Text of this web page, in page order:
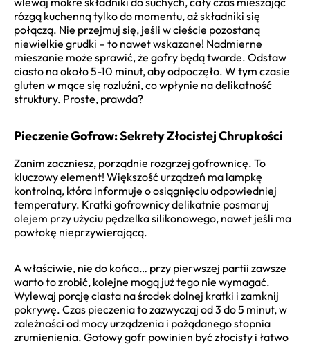
rózgą kuchenną tylko do momentu, aż składniki się
połączą. Nie przejmuj się, jeśli w cieście pozostaną
niewielkie grudki – to nawet wskazane! Nadmierne
mieszanie może sprawić, że gofry będą twarde. Odstaw
ciasto na około 5-10 minut, aby odpoczęło. W tym czasie
gluten w mące się rozluźni, co wpłynie na delikatność
struktury. Proste, prawda?
Pieczenie Gofrow: Sekrety Złocistej Chrupkości
Zanim zaczniesz, porządnie rozgrzej gofrownicę. To
kluczowy element! Większość urządzeń ma lampkę
kontrolną, która informuje o osiągnięciu odpowiedniej
temperatury. Kratki gofrownicy delikatnie posmaruj
olejem przy użyciu pędzelka silikonowego, nawet jeśli ma
powłokę nieprzywierającą.
A właściwie, nie do końca… przy pierwszej partii zawsze
warto to zrobić, kolejne mogą już tego nie wymagać.
Wylewaj porcję ciasta na środek dolnej kratki i zamknij
pokrywę. Czas pieczenia to zazwyczaj od 3 do 5 minut, w
zależności od mocy urządzenia i pożądanego stopnia
zrumienienia. Gotowy gofr powinien być złocisty i łatwo